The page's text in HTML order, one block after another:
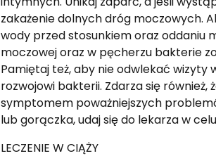
zakażenie dolnych dróg moczowych.
wody przed stosunkiem oraz oddaniu
moczowej oraz w pęcherzu bakterie
Pamiętaj też, aby nie odwlekać
rozwojowi bakterii. Zdarza się
symptomem poważniejszych
lub gorączka, udaj się do lekarza w
LECZENIE W CIĄŻY